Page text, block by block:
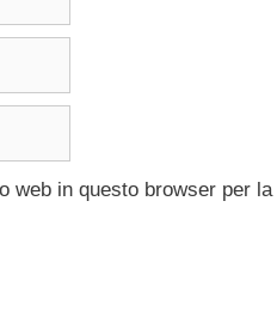
web in questo browser per